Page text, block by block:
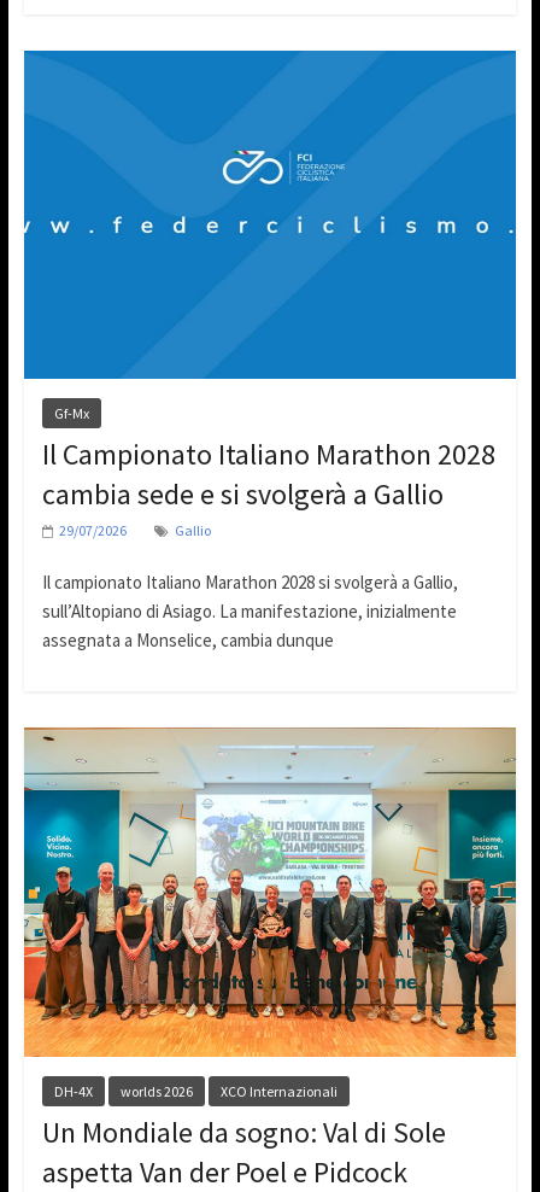
Gf-Mx
Il Campionato Italiano Marathon 2028
cambia sede e si svolgerà a Gallio
29/07/2026 Gallio
Il campionato Italiano Marathon 2028 si svolgerà a Gallio,
sull’Altopiano di Asiago. La manifestazione, inizialmente
assegnata a Monselice, cambia dunque
DH-4X worlds 2026 XCO Internazionali
Un Mondiale da sogno: Val di Sole
aspetta Van der Poel e Pidcock